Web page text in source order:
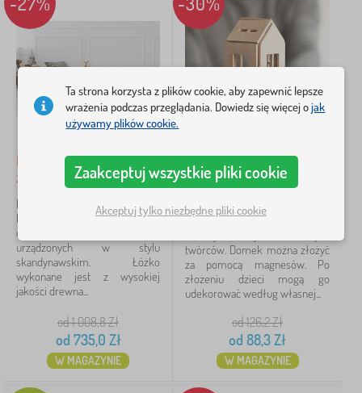
l
a
i
c
i
K
r
e
a
c
e
ó
e
c
Szukaj w filtrze
Dostępność
Black Friday
Rabaty
436
nowość
98
Typ
Bohater
Dziecięce łóżko Mila Raily
z barierką
Drewniane łóżko dziecięce Mila
Raily z barierką jest
odpowiednie do pokoi
urządzonych w stylu
skandynawskim. Łóżko
wykonane jest z wysokiej
jakości drewna...
od 1 008,8Zł
od 735,0 Zł
W MAGAZYNIE
Magnetyczny drewniany
dom Montessori -
naturalny
Ten drewniany domek składany
twórców. Domek można złożyć
za pomocą magnesów. Po
złożeniu dzieci mogą go
udekorować według własnej...
od 126,2Zł
od 88,3Zł
W MAGAZYNIE
Ta strona korzysta z plików cookie, aby zapewnić lepsze
wrażenia podczas przeglądania. Dowiedz się więcej ojak
używamy plików cookie.
Zaakceptuj wszystkie pliki cookie
Akceptuj tylko niezbędne pliki cookie